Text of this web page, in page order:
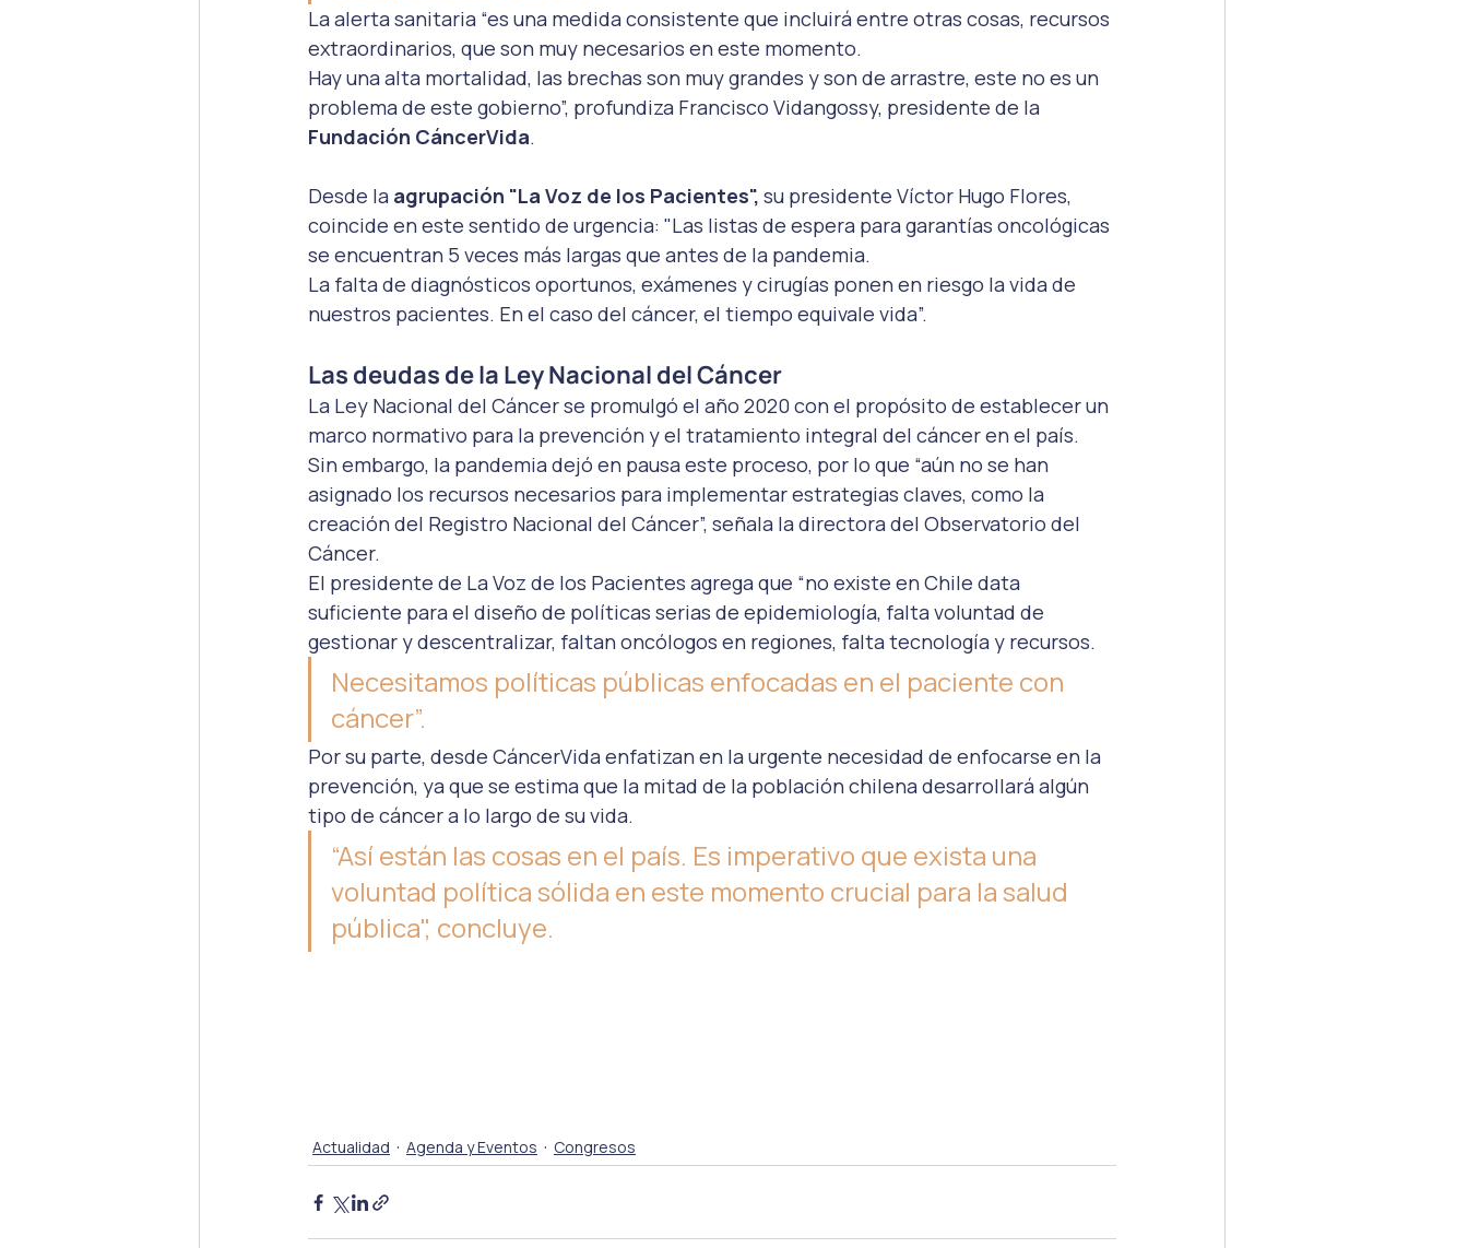
La alerta sanitaria “es una medida consistente que incluirá entre otras cosas, recursos
extraordinarios, que son muy necesarios en este momento.
Hay una alta mortalidad, las brechas son muy grandes y son de arrastre, este no es un
problema de este gobierno”, profundiza Francisco Vidangossy, presidente de la
Fundación CáncerVida.
Desde la agrupación "La Voz de los Pacientes", su presidente Víctor Hugo Flores,
coincide en este sentido de urgencia: "Las listas de espera para garantías oncológicas
se encuentran 5 veces más largas que antes de la pandemia.
La falta de diagnósticos oportunos, exámenes y cirugías ponen en riesgo la vida de
nuestros pacientes. En el caso del cáncer, el tiempo equivale vida”.
Las deudas de la Ley Nacional del Cáncer
La Ley Nacional del Cáncer se promulgó el año 2020 con el propósito de establecer un
marco normativo para la prevención y el tratamiento integral del cáncer en el país.
Sin embargo, la pandemia dejó en pausa este proceso, por lo que “aún no se han
asignado los recursos necesarios para implementar estrategias claves, como la
creación del Registro Nacional del Cáncer”, señala la directora del Observatorio del
Cáncer.
El presidente de La Voz de los Pacientes agrega que “no existe en Chile data
suficiente para el diseño de políticas serias de epidemiología, falta voluntad de
gestionar y descentralizar, faltan oncólogos en regiones, falta tecnología y recursos.
Necesitamos políticas públicas enfocadas en el paciente con
cáncer”.
Por su parte, desde CáncerVida enfatizan en la urgente necesidad de enfocarse en la
prevención, ya que se estima que la mitad de la población chilena desarrollará algún
tipo de cáncer a lo largo de su vida.
“Así están las cosas en el país. Es imperativo que exista una
voluntad política sólida en este momento crucial para la salud
pública", concluye.
Actualidad Agenda y Eventos Congresos